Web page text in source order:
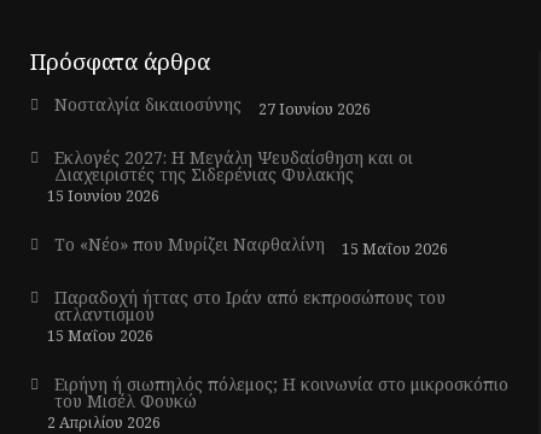
Πρόσφατα άρθρα
Νοσταλγία δικαιοσύνης 27 Ιουνίου 2026
Εκλογές 2027: Η Μεγάλη Ψευδαίσθηση και οι
Διαχειριστές της Σιδερένιας Φυλακής
15 Ιουνίου 2026
Το «Νέο» που Μυρίζει Ναφθαλίνη 15 Μαΐου 2026
Παραδοχή ήττας στο Ιράν από εκπροσώπους του
ατλαντισμού
15 Μαΐου 2026
Ειρήνη ή σιωπηλός πόλεμος; Η κοινωνία στο μικροσκόπιο
του Μισέλ Φουκώ
2 Απριλίου 2026